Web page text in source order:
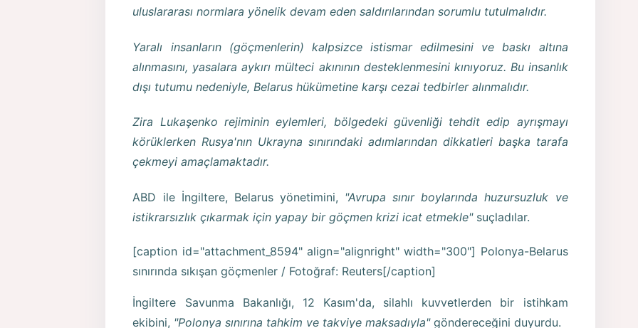
uluslararası normlara yönelik devam eden saldırılarından sorumlu tutulmalıdır.
Yaralı insanların (göçmenlerin) kalpsizce istismar edilmesini ve baskı altına
alınmasını, yasalara aykırı mülteci akınının desteklenmesini kınıyoruz. Bu insanlık
dışı tutumu nedeniyle, Belarus hükümetine karşı cezai tedbirler alınmalıdır.
Zira Lukaşenko rejiminin eylemleri, bölgedeki güvenliği tehdit edip ayrışmayı
körüklerken Rusya'nın Ukrayna sınırındaki adımlarından dikkatleri başka tarafa
çekmeyi amaçlamaktadır.
ABD ile İngiltere, Belarus yönetimini, "Avrupa sınır boylarında huzursuzluk ve
istikrarsızlık çıkarmak için yapay bir göçmen krizi icat etmekle"suçladılar.
[caption id="attachment_8594" align="alignright" width="300"] Polonya-Belarus
sınırında sıkışan göçmenler / Fotoğraf: Reuters[/caption]
İngiltere Savunma Bakanlığı, 12 Kasım'da, silahlı kuvvetlerden bir istihkam
ekibini, "Polonya sınırına tahkim ve takviye maksadıyla"göndereceğini duyurdu.